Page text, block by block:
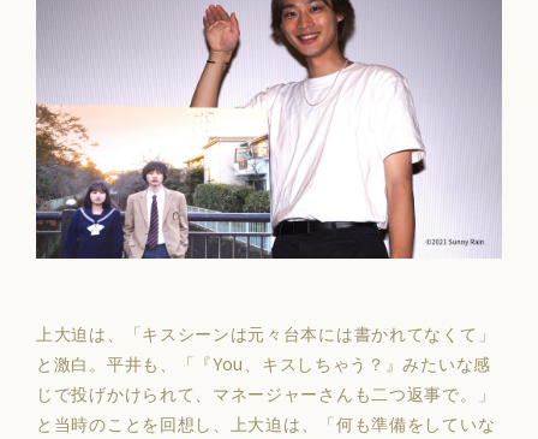
上大迫は、「キスシーンは元々台本には書かれてなくて」
と激白。 平井も、「『You、キスしちゃう？』みたいな感
じで投げかけられて、マネージャーさんも二つ返事で。」
と当時のことを回想 し、 上大迫は、「何も準備をしていな